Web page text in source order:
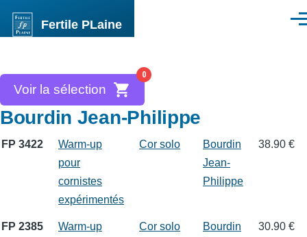
Fertile PLaine
0
Voir la sélection
Bourdin Jean-Philippe
FP 3422
Warm-up
pour
cornistes
expérimentés
Cor solo
Bourdin
Jean-
Philippe
38.90 €
FP 2385
Warm-up
Cor solo
Bourdin
30.90 €